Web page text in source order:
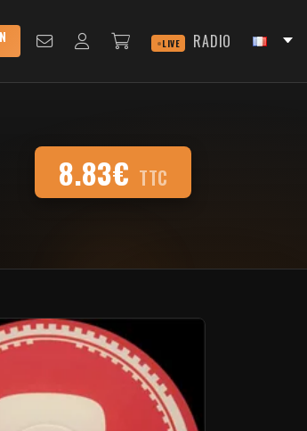
LIVE RADIO
8.83€ TTC